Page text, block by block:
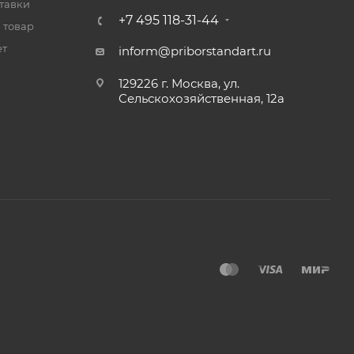
товар
+7 495 118-31-44
inform@priborstandart.ru
129226 г. Москва, ул.
Сельскохозяйственная, 12а